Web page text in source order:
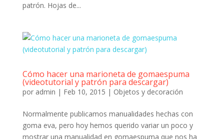
patrón. Hojas de...
Cómo hacer una marioneta de gomaespuma
(videotutorial y patrón para descargar)
por admin | Feb 10, 2015 | Objetos y decoración
Normalmente publicamos manualidades hechas con
goma eva, pero hoy hemos querido variar un poco y
mostrar una manualidad en gomaespuma que nos ha